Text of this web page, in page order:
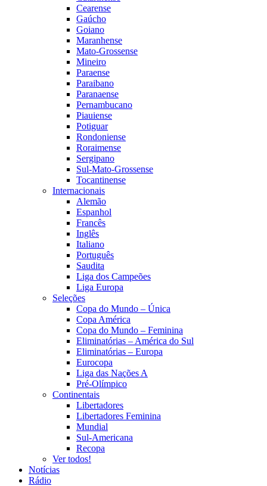
Cearense
Gaúcho
Goiano
Maranhense
Mato-Grossense
Mineiro
Paraense
Paraibano
Paranaense
Pernambucano
Piauiense
Potiguar
Rondoniense
Roraimense
Sergipano
Sul-Mato-Grossense
Tocantinense
Internacionais
Alemão
Espanhol
Francês
Inglês
Italiano
Português
Saudita
Liga dos Campeões
Liga Europa
Seleções
Copa do Mundo – Única
Copa América
Copa do Mundo – Feminina
Eliminatórias – América do Sul
Eliminatórias – Europa
Eurocopa
Liga das Nações A
Pré-Olímpico
Continentais
Libertadores
Libertadores Feminina
Mundial
Sul-Americana
Recopa
Ver todos!
Notícias
Rádio